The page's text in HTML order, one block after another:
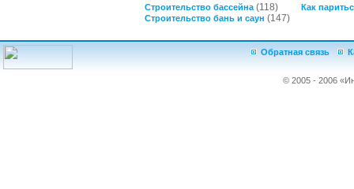
Строительство бассейна(118)
Как
Строительство бань и саун (147)
Обратная связь
© 2005 - 2006